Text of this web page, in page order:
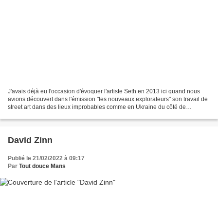
J'avais déjà eu l'occasion d'évoquer l'artiste Seth en 2013 ici quand nous
avions découvert dans l'émission "les nouveaux explorateurs" son travail de
street art dans des lieux improbables comme en Ukraine du côté de
David Zinn
Publié le 21/02/2022 à 09:17
Par Tout douce Mans